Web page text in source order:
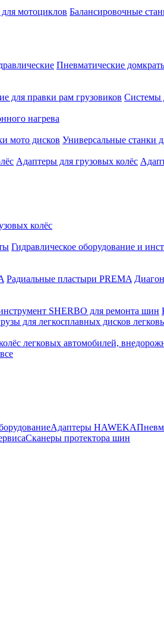
мотоциклов Балансировочные
Пневматические
для правки рам грузовиков Системы
нагрева
мото дисков Универсальные станки
Адаптеры для грузовых колёс
колёс
Гидравлическое оборудование и
Радиальные пластыри PREMA
SHERBO для ремонта шин
для легкосплавных дисков
легковых автомобилей,
Адаптеры HAWEKA
Сканеры протектора шин